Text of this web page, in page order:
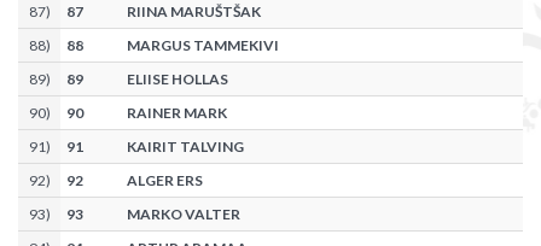
87) 87
RIINA MARUŠTŠAK
88) 88
MARGUS TAMMEKIVI
89) 89
ELIISE HOLLAS
90) 90
RAINER MARK
91) 91
KAIRIT TALVING
92) 92
ALGER ERS
93) 93
MARKO VALTER